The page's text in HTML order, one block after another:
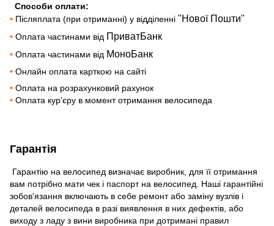
Способи оплати:
• Післяплата (при отриманні) у відділенні "Нової Пошти"
• Оплата частинами від ПриватБанк
• Оплата частинами від МоноБанк
• Онлайн оплата карткою на сайті
• Оплата на розрахунковий рахунок
• Оплата кур'єру в момент отримання велосипеда
Гарантія
Гарантію на велосипед визначає виробник, для її отримання
вам потрібно мати чек і паспорт на велосипед. Наші гарантійні
зобов'язання включають в себе ремонт або заміну вузлів і
деталей велосипеда в разі виявлення в них дефектів, або
виходу з ладу з вини виробника при дотримані правил